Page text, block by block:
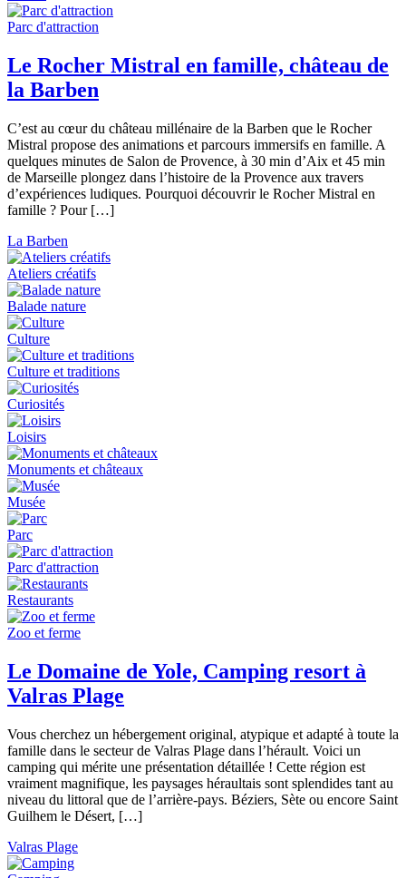
Parc d'attraction
Le Rocher Mistral en famille, château de
la Barben
C’est au cœur du château millénaire de la Barben que le Rocher
Mistral propose des animations et parcours immersifs en famille. A
quelques minutes de Salon de Provence, à 30 min d’Aix et 45 min
de Marseille plongez dans l’histoire de la Provence aux travers
d’expériences ludiques. Pourquoi découvrir le Rocher Mistral en
famille ? Pour […]
La Barben
Ateliers créatifs
Balade nature
Culture
Culture et traditions
Curiosités
Loisirs
Monuments et châteaux
Musée
Parc
Parc d'attraction
Restaurants
Zoo et ferme
Le Domaine de Yole, Camping resort à
Valras Plage
Vous cherchez un hébergement original, atypique et adapté à toute la
famille dans le secteur de Valras Plage dans l’hérault. Voici un
camping qui mérite une présentation détaillée ! Cette région est
vraiment magnifique, les paysages héraultais sont splendides tant au
niveau du littoral que de l’arrière-pays. Béziers, Sète ou encore Saint
Guilhem le Désert, […]
Valras Plage